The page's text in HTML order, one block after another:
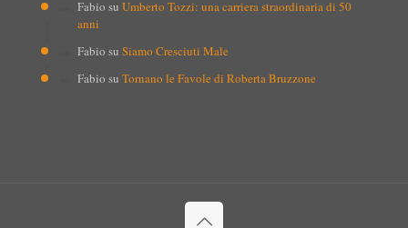
Fabio su Umberto Tozzi: una carriera straordinaria di 50
anni
Fabio su Siamo Cresciuti Male
Fabio su Tornano le Favole di Roberta Bruzzone